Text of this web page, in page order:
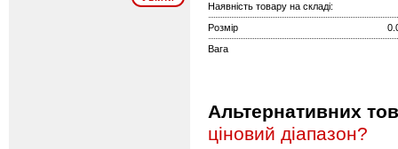
Наявність товару на складі:
Розмір
Вага
Альтернативних
ціновий діапазон?